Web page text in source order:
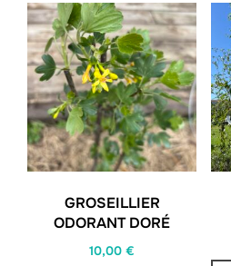
GROSEILLIER
ODORANT DORÉ
10,00€